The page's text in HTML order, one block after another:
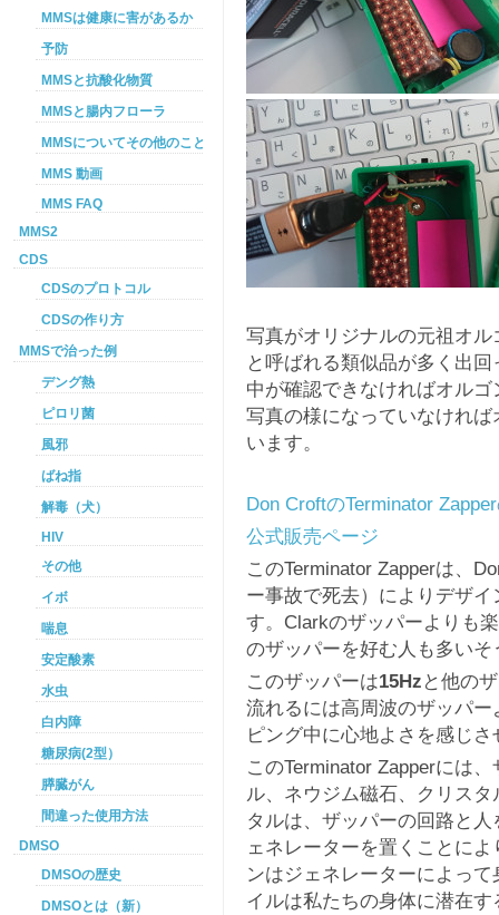
写真がオリジナルの元祖オ
と呼ばれる類似品が多く出
中が確認できなければオル
写真の様になっていなけれ
います。
Don CroftのTerminator
公式販売ページ
このTerminator Zapperは、
ー事故で死去）によりデザ
す。Clarkのザッパーよりも
のザッパーを好む人も多いそ
このザッパーは15Hz と他の
流れるには高周波のザッパ
ピング中に心地よさを感じさ
このTerminator Zapperには
ル、ネウジム磁石、クリス
タルは、ザッパーの回路と
ェネレーターを置くことに
ンはジェネレーターによっ
イルは私たちの身体に潜在
MMSは健康に害があるか
予防
MMSと抗酸化物質
MMSと腸内フローラ
MMSについてその他のこと
MMS 動画
MMS FAQ
MMS2
CDS
CDSのプロトコル
CDSの作り方
MMSで治った例
デング熱
ピロリ菌
風邪
ばね指
解毒（犬）
HIV
その他
イボ
喘息
安定酸素
水虫
白内障
糖尿病(2型）
膵臓がん
間違った使用方法
DMSO
DMSOの歴史
DMSOとは（新）